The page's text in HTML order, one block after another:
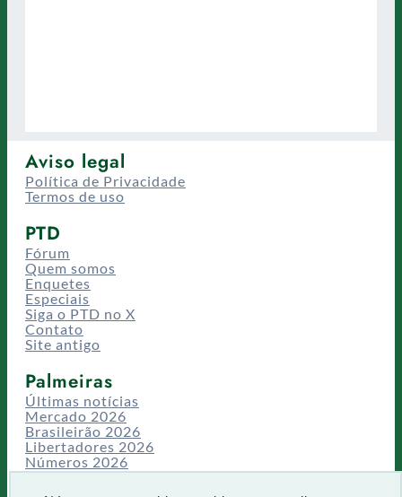
Aviso legal
Política de Privacidade
Termos de uso
PTD
Fórum
Quem somos
Enquetes
Especiais
Siga o PTD no X
Contato
Site antigo
Palmeiras
Últimas notícias
Mercado 2026
Brasileirão 2026
Libertadores 2026
Números 2026
Campeonatos
Temporadas